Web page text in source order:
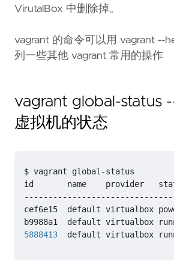
VirutalBox 中删除掉。
vagrant 的命令可以用 vagrant --
列一些其他 vagrant 常用的操作
vagrant global-status
虚拟机的状态
5888413
default virtualbox